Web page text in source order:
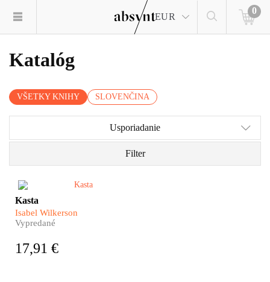
EUR
0
Katalóg
VŠETKY KNIHY SLOVENČINA
Usporiadanie
Filter
Kasta je nálepka, ktorá hovorí,
zaobchádzať.
Kasta
Isabel Wilkerson
Vypredané
17,91 €